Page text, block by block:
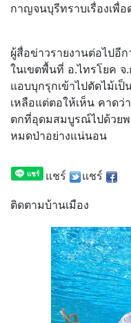
กาญจนบุรีทราบเรื่องเพื่อ
ผู้สื่อข่าวรายงานต่อไปอี
ในเขตพื้นที่ อ.ไทรโยค
แอบบุกรุกเข้าไปตัดไม้เ
เหลือแต่ตอให้เห็น คาด
ตกที่อุดมสมบูรณ์ไปด้วย
หมดป่าอย่างแน่นอน
แชร์ แชร์
ติดตามบ้านเมือง